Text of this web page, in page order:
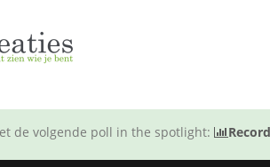
de volgende poll in the spotlight: